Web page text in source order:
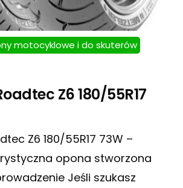
motocyklowe i do skuterów
Z6 180/55R17
Z6 180/55R17 73W –
opona stworzona
Jeśli szukasz